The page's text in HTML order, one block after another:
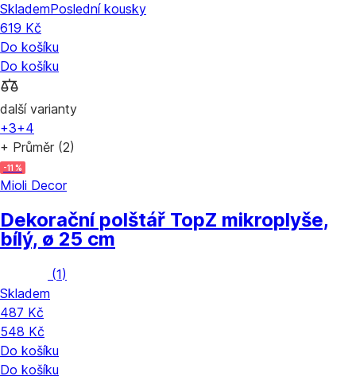
SklademPoslední kousky
619 Kč
Do košíku
Do košíku
další varianty
+3+4
+ Průměr (2)
-11 %
Mioli Decor
Dekorační polštář TopZ mikroplyše,
bílý, ø 25 cm
(1)
Skladem
487 Kč
548 Kč
Do košíku
Do košíku